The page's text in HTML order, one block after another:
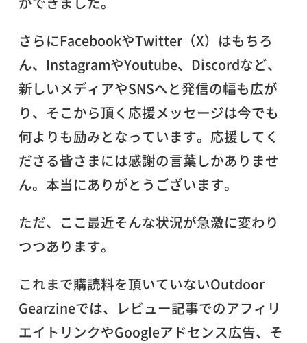
さらにFacebookやTwitter（X）はもちろ
ん、InstagramやYoutube、Discordなど、
新しいメディアやSNSへと発信の幅も広が
り、そこから頂く応援メッセージは今でも
何よりも励みとなっています。応援してく
ださる皆さまには感謝の言葉しかありませ
ん。本当にありがとうございます。
ただ、ここ最近そんな状況が急激に変わり
つつあります。
これまで購読料を頂いていないOutdoor
Gearzineでは、レビュー記事でのアフィリ
エイトリンクやGoogleアドセンス広告、そ